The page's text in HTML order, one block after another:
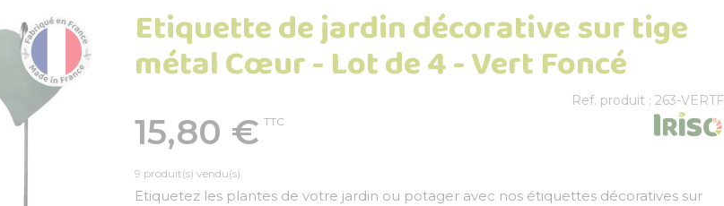
Etiquette de jardin décorative sur tige
métal Cœur - Lot de 4 - Vert Foncé
Ref. produit : 263-VERTF
15,80 € TTC
9 produit(s) vendu(s)
Etiquetez les plantes de votre jardin ou potager avec nos étiquettes décoratives sur